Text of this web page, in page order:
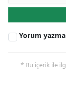
Yorum
* Bu içerik ile